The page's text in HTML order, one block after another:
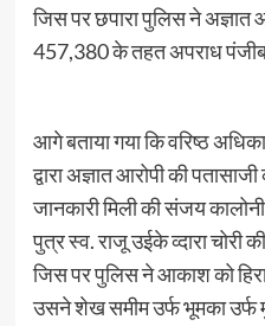
जिस पर छपारा पुलिस ने अज्ञात
457,380 के तहत अपराध
आगे बताया गया कि वरिष्ठ
द्वारा अज्ञात आरोपी की
जानकारी मिली की संजय
पुत्र स्व. राजू उईके व्दारा चोरी
जिस पर पुलिस ने आकाश को
उसने शेख समीम उर्फ भूमका उर्फ